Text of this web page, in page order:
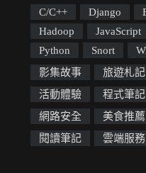
C/C++ Django
Hadoop
JavaScript
Python
Snort
影集故事
旅遊札記
活動體驗
程式筆記
網路安全
美食推薦
閱讀筆記
雲端服務